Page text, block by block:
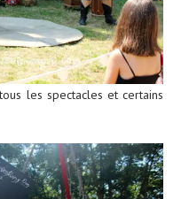
les spectacles et certains